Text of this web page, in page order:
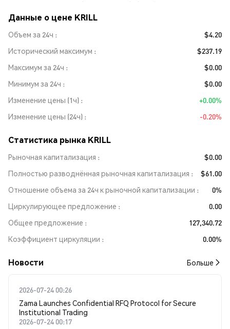
Данные о цене KRILL
Объем за 24ч
$4.20
Исторический максимум
$237.19
Максимум за 24ч
$0.00
Минимум за 24ч
$0.00
Изменение цены (1ч)
+0.00%
Изменение цены (24ч)
-0.20%
Статистика рынка KRILL
Рыночная капитализация
$0.00
Полностью разводнённая рыночная капитализация
$61.00
Отношение объема за 24ч к рыночной капитализации
0%
Циркулирующее предложение
0.00
Общее предложение
127,340.72
Коэффициент циркуляции
0.00%
Новости Больше
2026-07-24 00:26
Zama Launches Confidential RFQ Protocol for Secure
Institutional Trading
2026-07-24 00:17